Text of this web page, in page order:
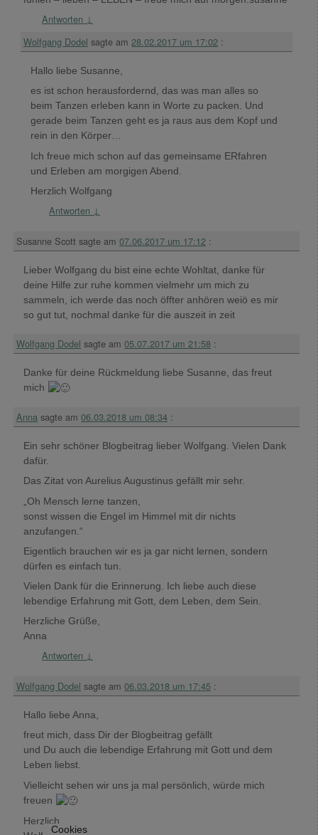
Antworten ↓
Wolfgang Dodel sagte am 28.02.2017 um 17:02 :
Hallo liebe Susanne,
es ist schon herausfordernd, das was man alles so
beim Tanzen erleben kann in Worte zu packen. Und
gerade beim Tanzen geht es ja raus aus dem Kopf und
rein in den Körper…
Ich freue mich schon auf das gemeinsame ERfahren
und Erleben am morgigen Abend.
Herzlich Wolfgang
Antworten ↓
Susanne Scott sagte am 07.06.2017 um 17:12 :
Lieber Wolfgang du bist eine echte Wohltat, danke für
deine Hilfe zur ruhe kommen vielmehr um mich zu
sammeln, ich werde das noch öffter anhören weiö es mir
so gut tut, nochmal danke für die auszeit in zeit
Wolfgang Dodel sagte am 05.07.2017 um 21:58 :
Danke für deine Rückmeldung liebe Susanne, das freut
mich
Anna sagte am 06.03.2018 um 08:34 :
Ein sehr schöner Blogbeitrag lieber Wolfgang. Vielen Dank
dafür.
Das Zitat von Aurelius Augustinus gefällt mir sehr.
„Oh Mensch lerne tanzen,
sonst wissen die Engel im Himmel mit dir nichts
anzufangen.“
Eigentlich brauchen wir es ja gar nicht lernen, sondern
dürfen es einfach tun.
Vielen Dank für die Erinnerung. Ich liebe auch diese
lebendige Erfahrung mit Gott, dem Leben, dem Sein.
Herzliche Grüße,
Anna
Antworten ↓
Wolfgang Dodel sagte am 06.03.2018 um 17:45 :
Hallo liebe Anna,
freut mich, dass Dir der Blogbeitrag gefällt
und Du auch die lebendige Erfahrung mit Gott und dem
Leben liebst.
Vielleicht sehen wir uns ja mal persönlich, würde mich
freuen
Herzlich
Cookies